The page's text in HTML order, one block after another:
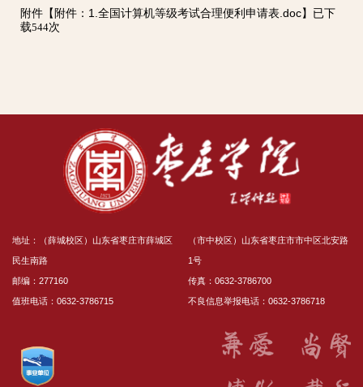
附件【 附件：1.全国计算机等级考试合理便利申请表.doc】已下
载544次
地址：（薛城校区）山东省枣庄市薛城区
民生南路
邮编：277160
值班电话：0632-3786715
（市中校区）山东省枣庄市市中区北安路
1号
传真：0632-3786700
不良信息举报电话：0632-3786718